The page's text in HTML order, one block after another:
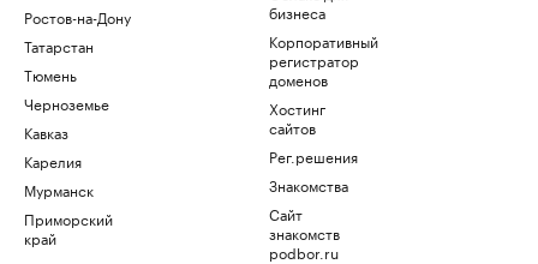
Ростов-на-Дону
Татарстан
Тюмень
Черноземье
Кавказ
Карелия
Мурманск
Приморский
край
бизнеса
Корпоративный
регистратор
доменов
Хостинг
сайтов
Рег.решения
Знакомства
Сайт
знакомств
podbor.ru